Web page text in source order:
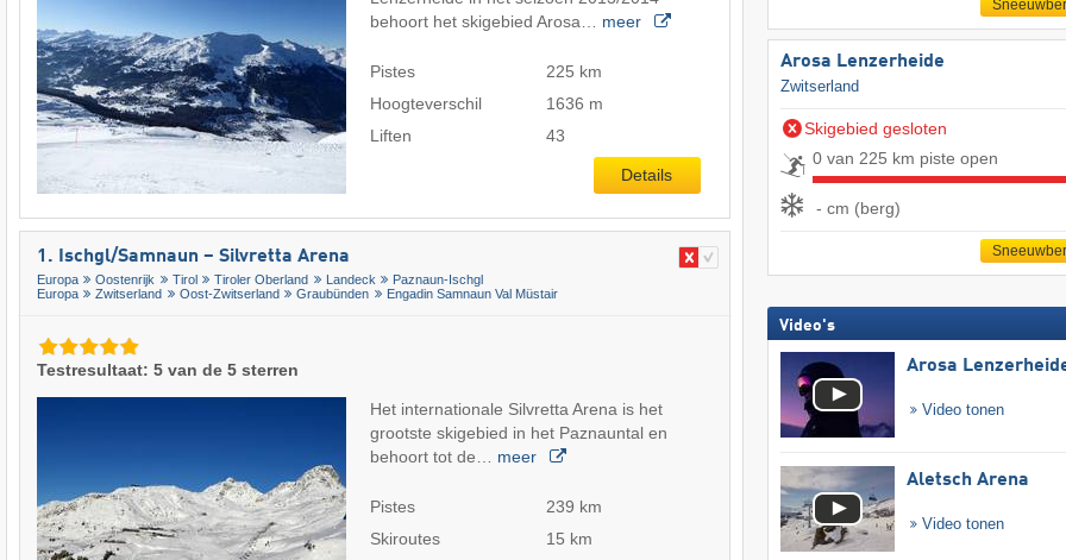
behoort het skigebied Arosa… meer
Pistes
225 km
Hoogteverschil
1636 m
Liften
43
Details
1. Ischgl/​Samnaun – Silvretta Arena
Europa Oostenrijk Tirol Tiroler Oberland Landeck
Paznaun-Ischgl
Europa
Zwitserland Oost-Zwitserland Graubünden Engadin Samnaun Val Müstair
Testresultaat: 5 van de 5 sterren
Het internationale Silvretta Arena is het
grootste skigebied in het Paznauntal en
behoort tot de… meer
Pistes
239 km
Skiroutes
15 km
Arosa Lenzerheide
Zwitserland
Skigebied gesloten
0 van 225 km piste open
- cm (berg)
Video's
Arosa
Video tonen
Aletsch Arena
Video tonen